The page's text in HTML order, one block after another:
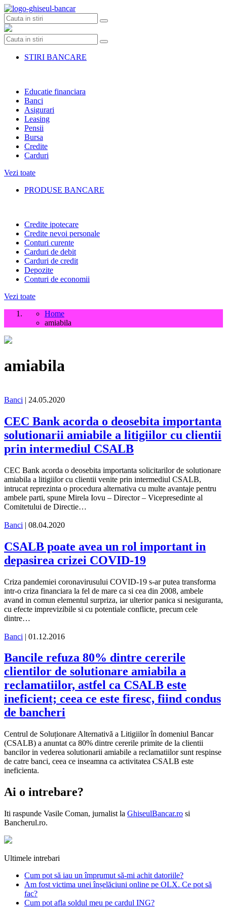
Skip
to
content
STIRI BANCARE
Educatie financiara
Banci
Asigurari
Leasing
Pensii
Bursa
Credite
Carduri
Vezi toate
PRODUSE BANCARE
Credite ipotecare
Credite nevoi personale
Conturi curente
Carduri de debit
Carduri de credit
Depozite
Conturi de economii
Vezi toate
Home
amiabila
amiabila
Banci | 24.05.2020
CEC Bank acorda o deosebita importanta
solutionarii amiabile a litigiilor cu clientii
prin intermediul CSALB
CEC Bank acorda o deosebita importanta solicitarilor de solutionare
amiabila a litigiilor cu clientii venite prin intermediul CSALB,
intrucat reprezinta o procedura alternativa cu multe avantaje pentru
ambele parti, spune Mirela Iovu – Director – Vicepresedinte al
Comitetului de Directie…
Banci | 08.04.2020
CSALB poate avea un rol important in
depasirea crizei COVID-19
Criza pandemiei coronavirusului COVID-19 s-ar putea transforma
intr-o criza financiara la fel de mare ca si cea din 2008, ambele
avand in comun elementul surpriza, iar ulterior panica si nesiguranta,
cu efecte imprevizibile si cu potentiale conflicte, precum cele
dintre…
Banci | 01.12.2016
Bancile refuza 80% dintre cererile
clientilor de solutionare amiabila a
reclamatiilor, astfel ca CSALB este
ineficient; ceea ce este firesc, fiind condus
de bancheri
Centrul de Soluționare Alternativă a Litigiilor în domeniul Bancar
(CSALB) a anuntat ca 80% dintre cererile primite de la clientii
bancilor in vederea solutionarii amiabile a reclamatiilor sunt respinse
de catre banci, ceea ce inseamna ca activitatea CSALB este
ineficienta.
Ai o intrebare?
Iti raspunde Vasile Coman, jurnalist la GhiseulBancar.ro si
Bancherul.ro.
Ultimele intrebari
Cum pot să iau un împrumut să-mi achit datoriile?
Am fost victima unei înșelăciuni online pe OLX. Ce pot să
fac?
Cum pot afla soldul meu pe cardul ING?